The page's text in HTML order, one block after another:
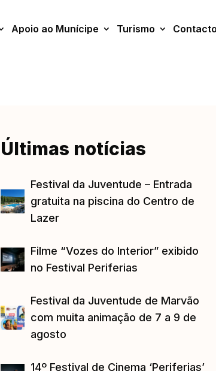
Apoio ao Munícipe Turismo
Últimas notícias
Festival da Juventude – Entrada
gratuita na piscina do Centro de
Lazer
Filme “Vozes do Interior” exibido
no Festival Periferias
Festival da Juventude de Marvão
com muita animação de 7 a 9 de
agosto
14º Festival de Cinema ‘Periferias’